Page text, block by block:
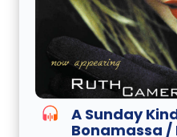
A Sunday
Bonamassa /